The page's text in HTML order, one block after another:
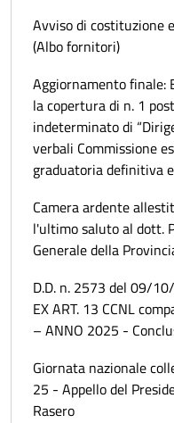
Avviso di costituzione
(Albo fornitori)
Aggiornamento finale:
la copertura di n. 1
indeterminato di
verbali Commissione
graduatoria definitiva
Camera ardente
l'ultimo saluto al dott.
Generale della
D.D. n. 2573 del 09/
EX ART. 13 CCNL
– ANNO 2025 -
Giornata nazionale
25 - Appello del
Rasero